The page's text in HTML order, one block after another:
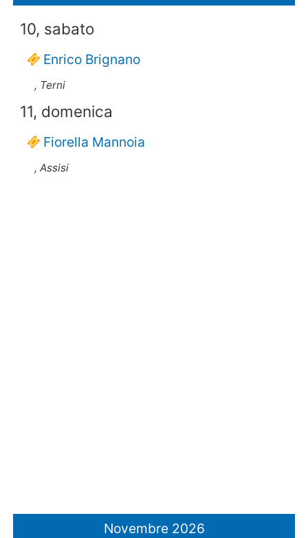
10, sabato
Enrico Brignano
, Terni
11, domenica
Fiorella Mannoia
, Assisi
Novembre 2026